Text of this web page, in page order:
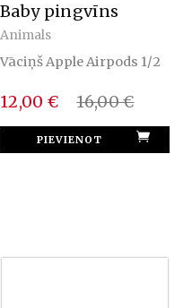
Baby pingvīns
Animals
Vāciņš Apple Airpods 1/2
12,00 € 16,00 €